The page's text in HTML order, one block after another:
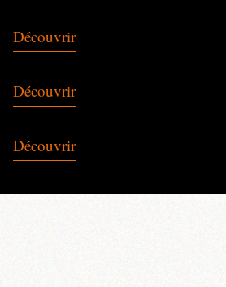
Découvrir
Découvrir
Découvrir